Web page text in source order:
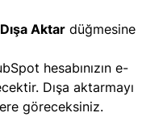
Dışa Aktar düğmesine
hesabınızın e-
Dışa aktarmayı
göreceksiniz.